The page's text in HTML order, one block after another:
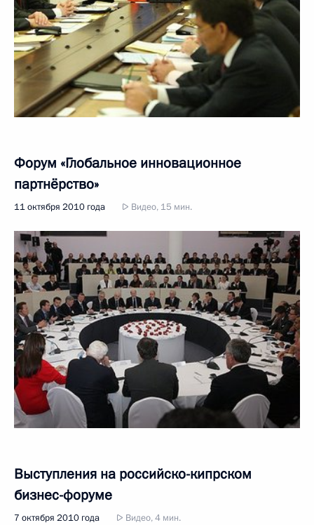
Форум «Глобальное инновационное
партнёрство»
11 октября 2010 года Видео, 15 мин.
Выступления на российско-кипрском
бизнес-форуме
7 октября 2010 года Видео, 4 мин.